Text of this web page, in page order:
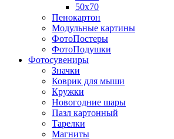
50х70
Пенокартон
Модульные картины
ФотоПостеры
ФотоПодушки
Фотоcувениры
Значки
Коврик для мыши
Кружки
Новогодние шары
Пазл картонный
Тарелки
Магниты